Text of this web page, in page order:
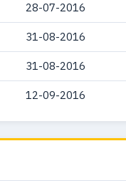
28-07-2016
31-08-2016
31-08-2016
12-09-2016